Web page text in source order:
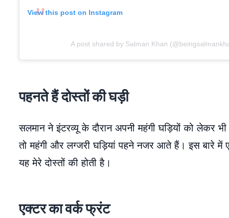
View this post on Instagram
A post shared by Salman Khan
पहनते हैं दोस्तों की घड़ी
सलमान ने इंटरव्यू के दौरान अपनी महंगी घड़ियों को लेकर
तो महंगी और लग्जरी घड़ियां पहने नजर आते हैं। इस बारे में
यह मेरे दोस्तों की होती है।
एक्टर का वर्क फ्रंट